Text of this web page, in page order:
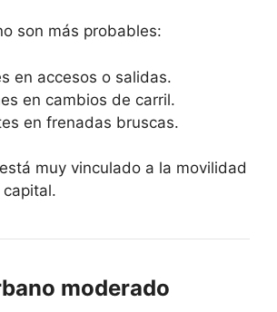
son más probables:
en accesos o salidas.
en cambios de carril.
en frenadas bruscas.
muy vinculado a la movilidad
moderado